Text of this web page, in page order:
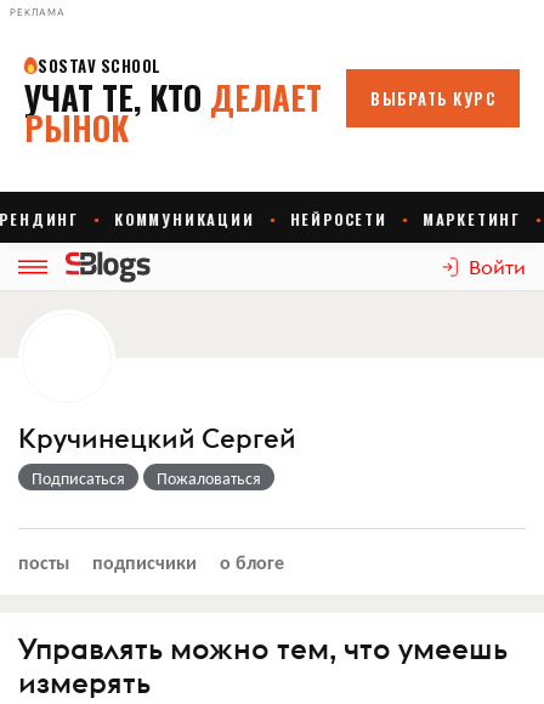
РЕКЛАМА
Войти
Кручинецкий Сергей
Подписаться Пожаловаться
посты подписчики о блоге
Управлять можно тем, что умеешь
измерять